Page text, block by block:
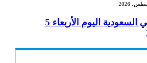
أسعار الذهب في السعودية اليوم الأربعاء 5